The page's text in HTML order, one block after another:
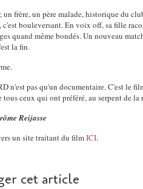
un frère, un père malade, historique du
c'est bouleversant. En voix off, sa fille
quand même bondés. Un nouveau
la fin.
n'est pas qu'un documentaire. C'est le
tous ceux qui ont préféré, au serpent de
Reijasse
un site traitant du filmICI.
cet article